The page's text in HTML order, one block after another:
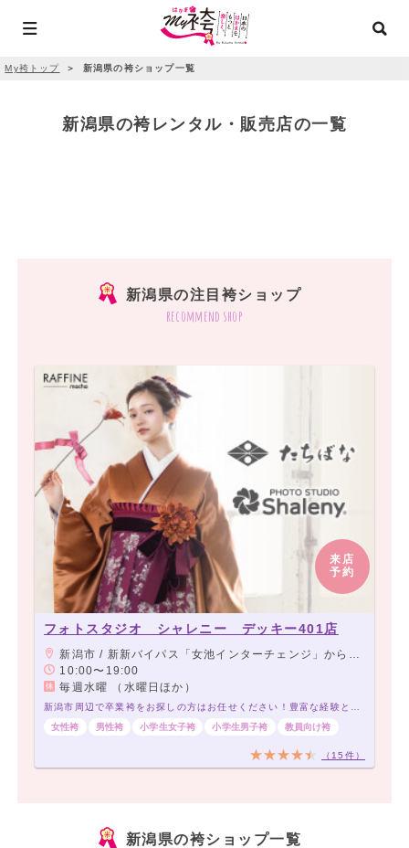
My袴トップ ＞ 新潟県の袴ショップ一覧
新潟県の袴レンタル・販売店の一覧
新潟県の注目袴ショップ
recommend shop
来店
予約
フォトスタジオ シャレニー デッキー401店
新潟市 / 新新バイパス「女池インターチェンジ」から車で3分。
10:00〜19:00
毎週水曜 （水曜日ほか）
新潟市周辺で卒業袴をお探しの方はお任せください！豊富な経験と品揃えでお待ちしております！
女性袴
男性袴 小学生女子袴 小学生男子袴 教員向け袴
（15件）
新潟県の袴ショップ一覧